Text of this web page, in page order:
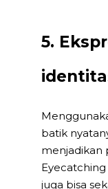
5.
batik
menjadikan
juga bisa